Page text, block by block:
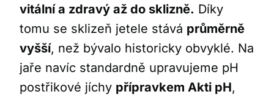
vitální a zdravý až do sklizně. Díky
tomu se sklizeň jetele stává průměrně
vyšší, než bývalo historicky obvyklé. Na
jaře navíc standardně upravujeme pH
postřikové jíchy přípravkem Akti pH,